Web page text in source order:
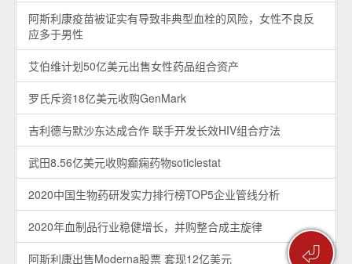
⏎
阿斯利康疫苗被证实有导致非典型血栓的风险，女性不良反
应多于男性
艾伯维计划50亿美元出售女性药品组合资产
罗氏斥资18亿美元收购GenMark
吉利德与默沙东达成合作 联手开发长效HIV组合疗法
武田8.56亿美元收购癫痫药物soticlestat
2020中国生物药研发实力排行榜TOP5企业管线分析
2020年血制品行业稳健增长，并购整合成主旋律
阿斯利康出售Moderna股票 套现12亿美元